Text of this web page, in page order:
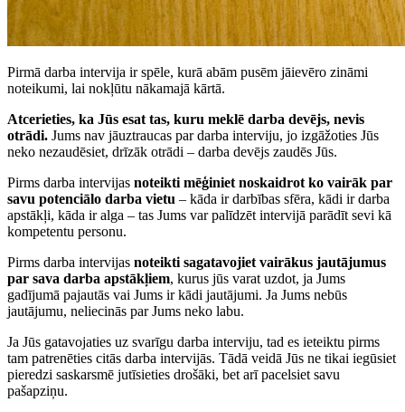
Pirmā darba intervija ir spēle, kurā abām pusēm jāievēro zināmi
noteikumi, lai nokļūtu nākamajā kārtā.
Atcerieties, ka Jūs esat tas, kuru meklē darba devējs, nevis
otrādi. Jums nav jāuztraucas par darba interviju, jo izgāžoties Jūs
neko nezaudēsiet, drīzāk otrādi – darba devējs zaudēs Jūs.
Pirms darba intervijas noteikti mēģiniet noskaidrot ko vairāk par
savu potenciālo darba vietu – kāda ir darbības sfēra, kādi ir darba
apstākļi, kāda ir alga – tas Jums var palīdzēt intervijā parādīt sevi kā
kompetentu personu.
Pirms darba intervijas noteikti sagatavojiet vairākus jautājumus
par sava darba apstākļiem, kurus jūs varat uzdot, ja Jums
gadījumā pajautās vai Jums ir kādi jautājumi. Ja Jums nebūs
jautājumu, neliecinās par Jums neko labu.
Ja Jūs gatavojaties uz svarīgu darba interviju, tad es ieteiktu pirms
tam patrenēties citās darba intervijās. Tādā veidā Jūs ne tikai iegūsiet
pieredzi saskarsmē jutīsieties drošāki, bet arī pacelsiet savu
pašapziņu.